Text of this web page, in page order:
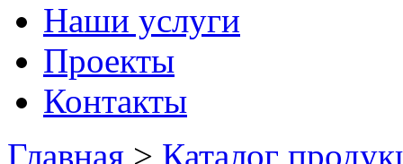
Наши услуги
Проекты
Контакты
Главная > Каталог